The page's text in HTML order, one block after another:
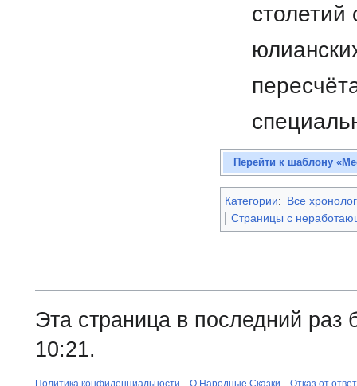
столетий
Перейти к шаблону
Категории: Все
Страницы с
Эта страница в последний раз
10:21.
Политика конфиденциальности О Народные Сказки Отказ от